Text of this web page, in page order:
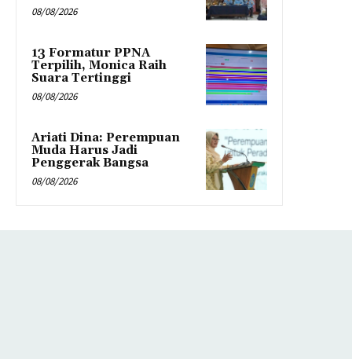
08/08/2026
13 Formatur PPNA
Terpilih, Monica Raih
Suara Tertinggi
08/08/2026
Ariati Dina: Perempuan
Muda Harus Jadi
Penggerak Bangsa
08/08/2026